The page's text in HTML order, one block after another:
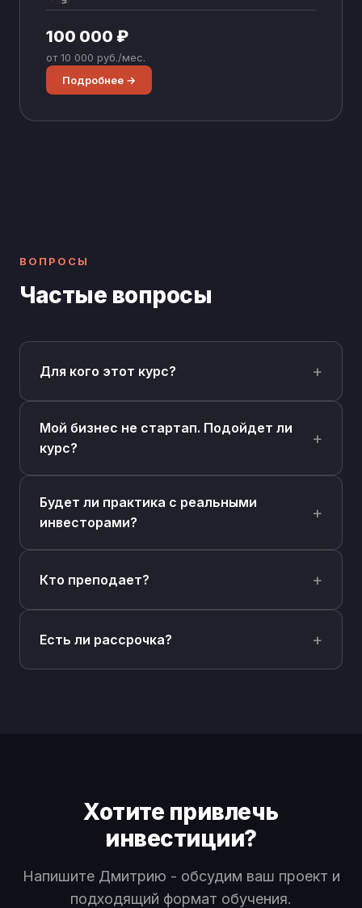
100 000 ₽
от 10 000 руб./мес.
Подробнее →
ВОПРОСЫ
Частые вопросы
Для кого этот курс?
Мой бизнес не стартап. Подойдет ли
курс?
Будет ли практика с реальными
инвесторами?
Кто преподает?
Есть ли рассрочка?
Хотите привлечь
инвестиции?
Напишите Дмитрию - обсудим ваш проект и
подходящий формат обучения.